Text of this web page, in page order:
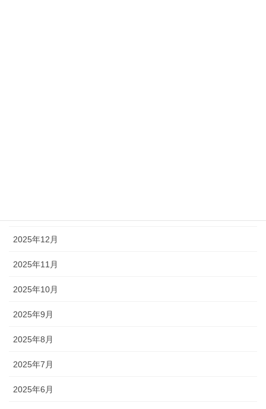
2025年12月
2025年11月
2025年10月
2025年9月
2025年8月
2025年7月
2025年6月